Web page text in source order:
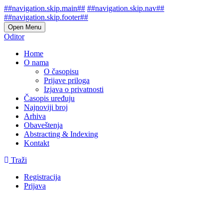
##navigation.skip.main## ##navigation.skip.nav##
##navigation.skip.footer##
Open Menu
Oditor
Home
O nama
O časopisu
Prijave priloga
Izjava o privatnosti
Časopis uređuju
Najnoviji broj
Arhiva
Obaveštenja
Abstracting & Indexing
Kontakt
Traži
Registracija
Prijava